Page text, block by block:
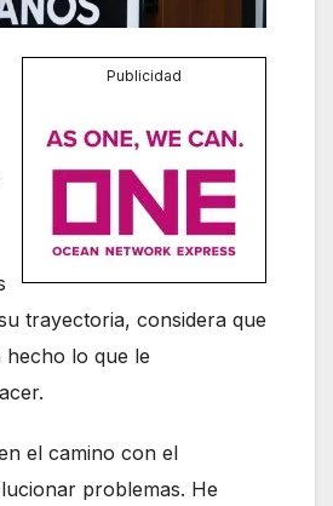
Publicidad
trayectoria, considera que
hecho lo que le
el camino con el
problemas. He